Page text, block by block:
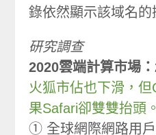
錄依然顯示該域名的
研究調查
2020雲端計算市場
火狐市佔也下滑，
果Safari卻雙雙抬頭。
① 全球網際網路用戶